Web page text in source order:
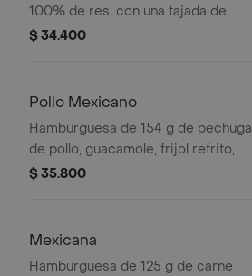
100% de res, con una tajada de
queso tipo mozzarella, piña, lechuga,
$ 34.400
Pollo Mexicano
Hamburguesa de 154 g de pechuga
de pollo, guacamole, frijol refrito,
tortillas de maíz, tomate, lechuga y
$ 35.800
Mexicana
Hamburguesa de 125 g de carne